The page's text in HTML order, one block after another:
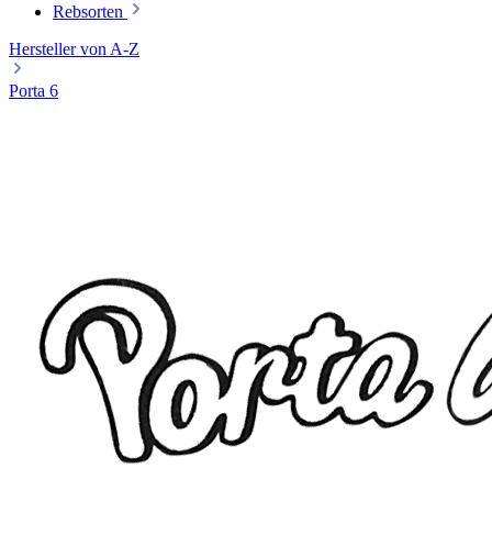
Rebsorten
Hersteller von A-Z
Porta 6